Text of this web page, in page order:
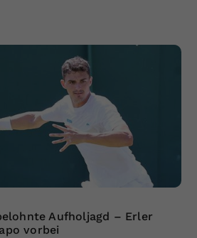
Aufholjagd – Erler
vorbei